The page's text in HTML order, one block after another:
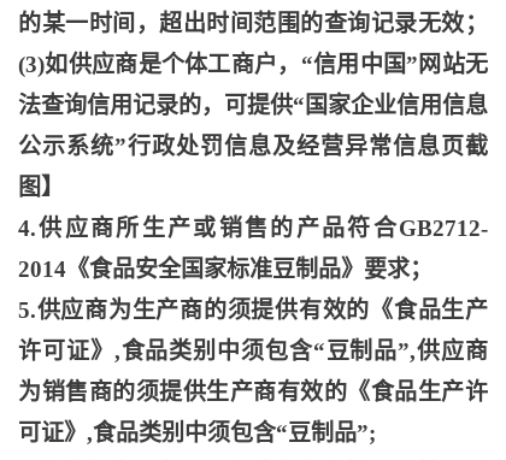
的某一时间，超出时间范围的查询记录无效；
(3)如供应商是个体工商户，“信用中国”网站无
法查询信用记录的，可提供“国家企业信用信息
公示系统”行政处罚信息及经营异常信息页截
图】
4.供应商所生产或销售的产品符合GB2712-
2014《食品安全国家标准豆制品》要求；
5.供应商为生产商的须提供有效的《食品生产
许可证》,食品类别中须包含“豆制品”,供应商
为销售商的须提供生产商有效的《食品生产许
可证》,食品类别中须包含“豆制品”;